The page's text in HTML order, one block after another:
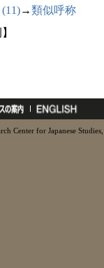
→類似呼称
Center for Japanese